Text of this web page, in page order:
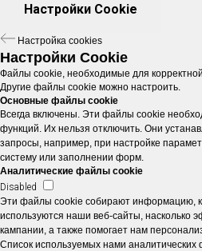
Настройки Cookie
Настройка cookies
Настройки Cookie
Файлы cookie, необходимые для
Другие файлы cookie можно настроить.
Основные файлы cookie
Всегда включены. Эти файлы cookie
функций. Их нельзя отключить. Они
запросы, например, при настройке
систему или заполнении форм.
Аналитические файлы cookie
Disabled
Эти файлы cookie собирают информацию,
используются наши веб-сайты, насколько
кампании, а также помогает нам
Список используемых нами